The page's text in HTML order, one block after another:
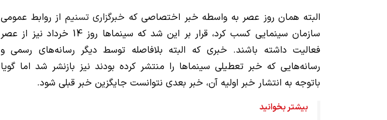
البته همان روز عصر به واسطه خبر اختصاصی که خبرگزاری تسنیم از روابط عمومی
سازمان سینمایی کسب کرد، قرار بر این شد که سینماها روز 14 خرداد نیز از عصر
فعالیت داشته باشند. خبری که البته بلافاصله توسط دیگر رسانه‌های رسمی و
رسانه‌هایی که خبر تعطیلی سینماها را منتشر کرده بودند نیز بازنشر شد اما گویا
باتوجه به انتشار خبر اولیه آن، خبر بعدی نتوانست جایگزین خبر قبلی شود.
بیشتر بخوانید